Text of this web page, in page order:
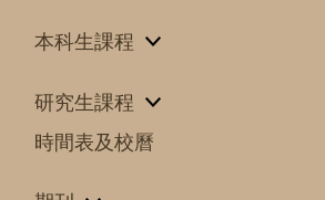
本科生課程
研究生課程
時間表及校曆